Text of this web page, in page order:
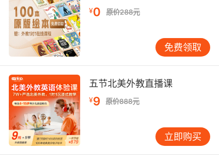
名词前，注意以元音开头的词前用“一个”，例如
“一个苹果”。“这个/那个”是定冠词，用于特指或
双方已知的事物前，例如“请开门。”这里的“门”是
说话双方都知道的那一扇。 语法学习离不开实际
运用。建议家长采用“发现式学习”法。例如，与
孩子共读英文绘本时，先理解故事大意，享受阅
读乐趣。随后可指着句子问：“这句话里谁在做什
么？”引导孩子找出主语和动词。再问：“这里为
什么用‘一个’而不是‘这个’？”让孩子在具体语境中
感受规则。 游戏也是高效的学习方式。可玩“句子
拼图”：将句子的主语、谓语、宾语写在卡片上，
让孩子拼成完整句子。或玩“时态转换”：你说一
¥0 原价288元
免费领取
五节北美外教直播课
¥9 原价888元
立即购买